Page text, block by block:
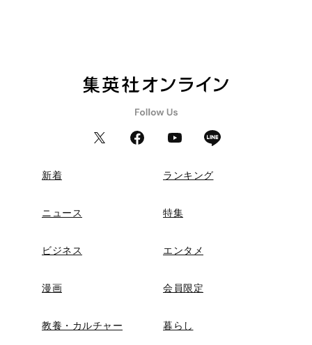
新着 ランキング
ニュース 特集
ビジネス エンタメ
漫画 会員限定
教養・カルチャー 暮らし